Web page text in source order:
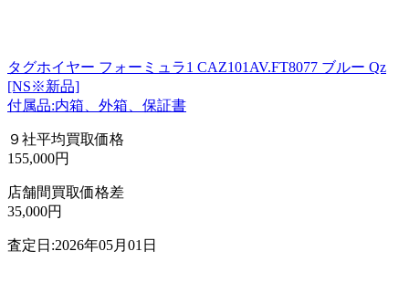
タグホイヤー フォーミュラ1 CAZ101AV.FT8077 ブルー Qz
[NS※新品]
付属品:内箱、外箱、保証書
９社平均買取価格
155,000円
店舗間買取価格差
35,000円
査定日:2026年05月01日